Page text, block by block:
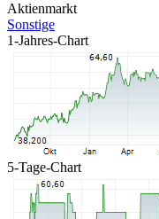
Aktienmarkt
Sonstige
1-Jahres-Chart
5-Tage-Chart